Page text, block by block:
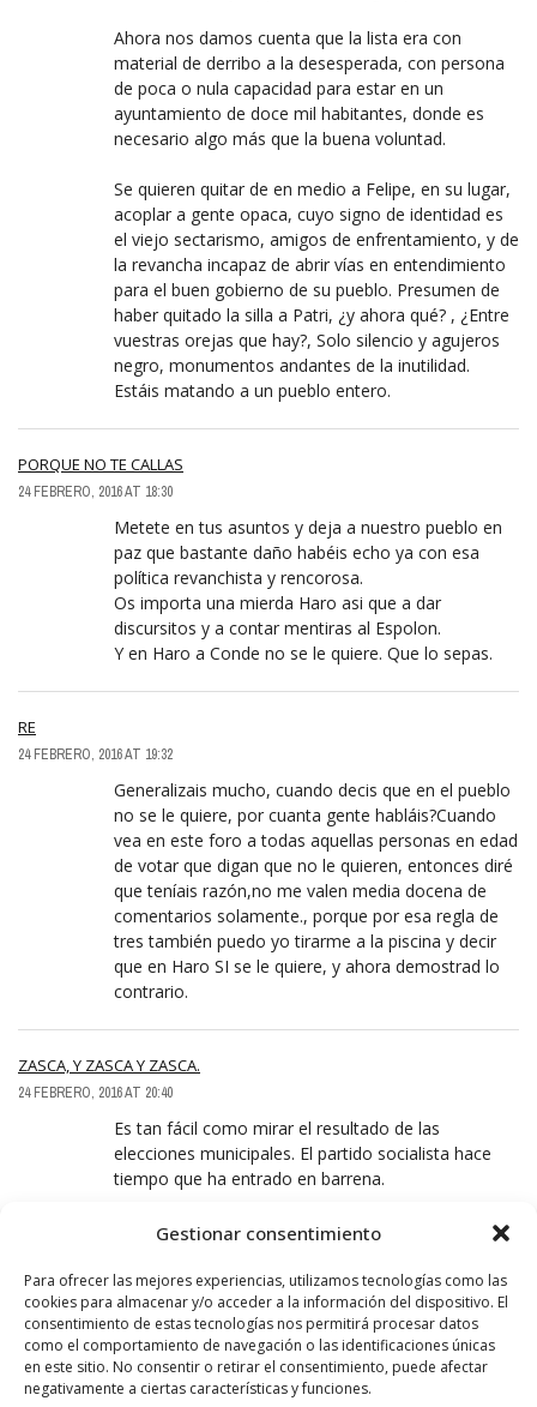
Gestionar consentimiento
Para ofrecer las mejores experiencias, utilizamos tecnologías como las
cookies para almacenar y/o acceder a la información del dispositivo. El
consentimiento de estas tecnologías nos permitirá procesar datos
como el comportamiento de navegación o las identificaciones únicas
en este sitio. No consentir o retirar el consentimiento, puede afectar
negativamente a ciertas características y funciones.
Ahora nos damos cuenta que la lista era con
material de derribo a la desesperada, con persona
de poca o nula capacidad para estar en un
ayuntamiento de doce mil habitantes, donde es
necesario algo más que la buena voluntad.
Se quieren quitar de en medio a Felipe, en su lugar,
acoplar a gente opaca, cuyo signo de identidad es
el viejo sectarismo, amigos de enfrentamiento, y de
la revancha incapaz de abrir vías en entendimiento
para el buen gobierno de su pueblo. Presumen de
haber quitado la silla a Patri, ¿y ahora qué? , ¿Entre
vuestras orejas que hay?, Solo silencio y agujeros
negro, monumentos andantes de la inutilidad.
Estáis matando a un pueblo entero.
PORQUE NO TE CALLAS
24 FEBRERO, 2016 AT 18:30
Metete en tus asuntos y deja a nuestro pueblo en
paz que bastante daño habéis echo ya con esa
política revanchista y rencorosa.
Os importa una mierda Haro asi que a dar
discursitos y a contar mentiras al Espolon.
Y en Haro a Conde no se le quiere. Que lo sepas.
RE
24 FEBRERO, 2016 AT 19:32
Generalizais mucho, cuando decis que en el pueblo
no se le quiere, por cuanta gente habláis?Cuando
vea en este foro a todas aquellas personas en edad
de votar que digan que no le quieren, entonces diré
que teníais razón,no me valen media docena de
comentarios solamente., porque por esa regla de
tres también puedo yo tirarme a la piscina y decir
que en Haro SI se le quiere, y ahora demostrad lo
contrario.
ZASCA, Y ZASCA Y ZASCA.
24 FEBRERO, 2016 AT 20:40
Es tan fácil como mirar el resultado de las
elecciones municipales. El partido socialista hace
tiempo que ha entrado en barrena.